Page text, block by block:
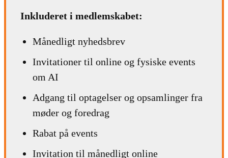
Inkluderet i medlemskabet:
Månedligt nyhedsbrev
Invitationer til online og fysiske events
om AI
Adgang til optagelser og opsamlinger fra
møder og foredrag
Rabat på events
Invitation til månedligt online